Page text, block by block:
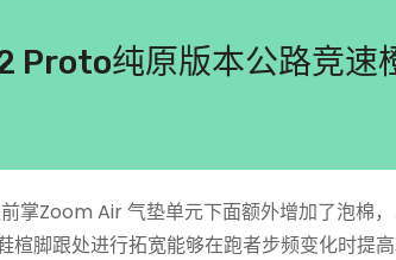
Proto纯原版本公路竞速
掌Zoom Air 气垫单元下面额外增加了泡棉
脚跟处进行拓宽能够在跑者步频变化时提